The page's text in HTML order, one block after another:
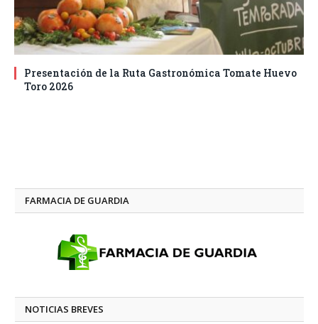
Presentación de la Ruta Gastronómica Tomate Huevo
Toro 2026
FARMACIA DE GUARDIA
NOTICIAS BREVES